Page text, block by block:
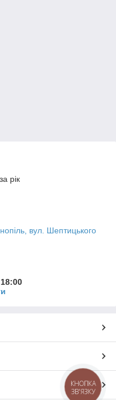
рік
вул. Шептицького
КНОПКА
ЗВ'ЯЗКУ